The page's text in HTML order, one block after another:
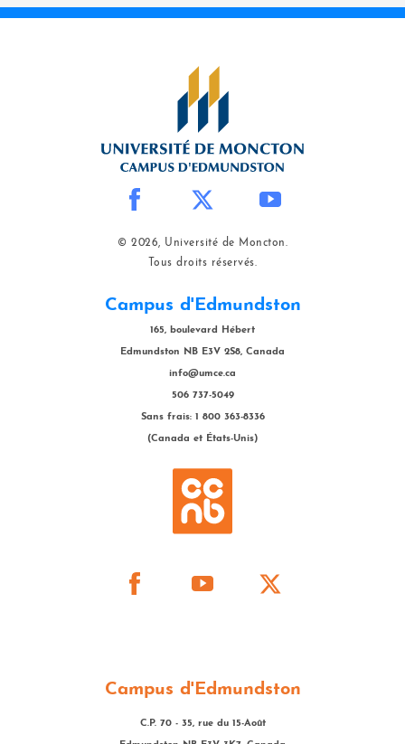
© 2026, Université de Moncton.
Tous droits réservés.
Campus d'Edmundston
165, boulevard Hébert
Edmundston NB E3V 2S8, Canada
info@umce.ca
506 737-5049
Sans frais: 1 800 363-8336
(Canada et États-Unis)
Campus d'Edmundston
C.P. 70 - 35, rue du 15-Août